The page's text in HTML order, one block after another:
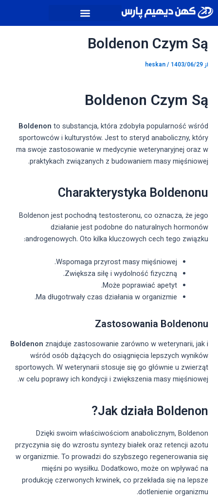
پرش
به
محتوا
Boldenon Czym Są
از heskan/ 1403/06/29
Boldenon Czym Są
Boldenon to substancja, która zdobyła popularność wśród
sportowców i kulturystów. Jest to steryd anaboliczny, który
ma swoje zastosowanie w medycynie weterynaryjnej oraz w
praktykach związanych z budowaniem masy mięśniowej.
Charakterystyka Boldenonu
Boldenon jest pochodną testosteronu, co oznacza, że jego
działanie jest podobne do naturalnych hormonów
androgenowych. Oto kilka kluczowych cech tego związku:
Wspomaga przyrost masy mięśniowej.
Zwiększa siłę i wydolność fizyczną.
Może poprawiać apetyt.
Ma długotrwały czas działania w organizmie.
Zastosowania Boldenonu
Boldenon znajduje zastosowanie zarówno w weterynarii, jak i
wśród osób dążących do osiągnięcia lepszych wyników
sportowych. W weterynarii stosuje się go głównie u zwierząt
w celu poprawy ich kondycji i zwiększenia masy mięśniowej.
Jak działa Boldenon?
Dzięki swoim właściwościom anabolicznym, Boldenon
przyczynia się do wzrostu syntezy białek oraz retencji azotu
w organizmie. To prowadzi do szybszego regenerowania się
mięśni po wysiłku. Dodatkowo, może on wpływać na
produkcję czerwonych krwinek, co przekłada się na lepsze
dotlenienie organizmu.
پیمایش
نوشته